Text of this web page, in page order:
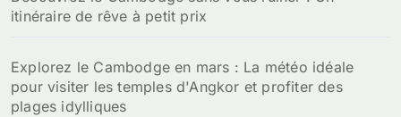
itinéraire de rêve à petit prix
Explorez le Cambodge en mars : La météo idéale
pour visiter les temples d'Angkor et profiter des
plages idylliques